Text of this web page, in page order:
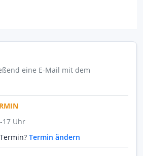
eine E-Mail mit dem
17 Uhr
Termin ändern